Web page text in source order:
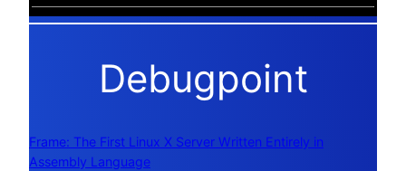
Debugpoint
Frame: The First Linux X Server Written Entirely in
Assembly Language